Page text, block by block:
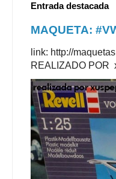
Entrada destacada
MAQUETA:
link: http://
REALIZADO POR